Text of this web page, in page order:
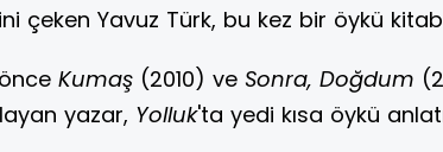
çeken Yavuz Türk, bu kez bir öykü
Kumaş (2010) ve Sonra, Doğdum
yazar, Yolluk'ta yedi kısa öykü